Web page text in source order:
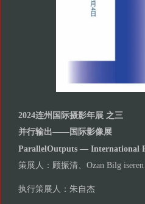
2024连州国际摄影年展 之三
并行输出——国际影像展
ParallelOutputs — International
策展人：顾振清、Ozan Bilg
执行策展人：朱自杰